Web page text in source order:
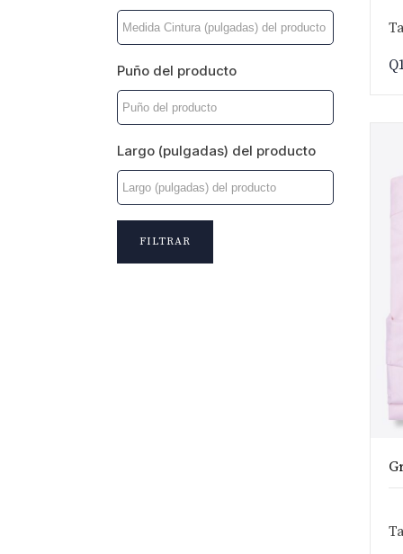
Puño del producto
Largo (pulgadas) del producto
FILTRAR
Q